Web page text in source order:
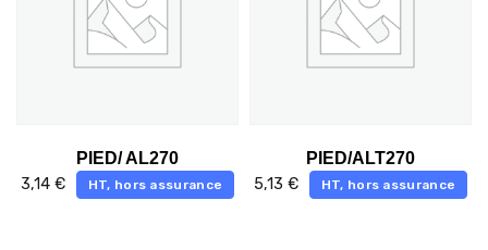
PIED/ AL270
3,14 € HT, hors assurance
PIED/ALT270
5,13 € HT, hors assurance